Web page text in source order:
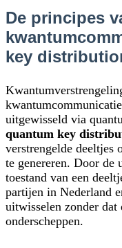
De principes
key
uitgewisseld via
quantum key
verstrengelde deeltjes
te genereren. Door de
toestand van een
partijen in Nederland
uitwisselen zonder dat
onderscheppen.